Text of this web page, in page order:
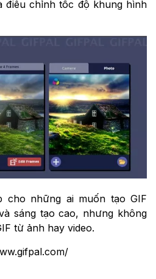
điều chỉnh tốc độ khung hình
cho những ai muốn tạo GIF
sáng tạo cao, nhưng không
từ ảnh hay video.